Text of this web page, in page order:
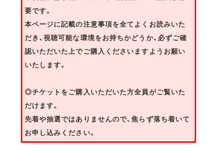
要です。
本ページに記載の注意事項を全てよくお読みいた
だき、視聴可能な環境をお持ちかどうか、必ずご確
認いただいた上でご購入くださいますようお願い
いたします。
◎チケットをご購入いただいた方全員がご覧いた
だけます。
先着や抽選ではありませんので、焦らず落ち着いて
お申し込みください。